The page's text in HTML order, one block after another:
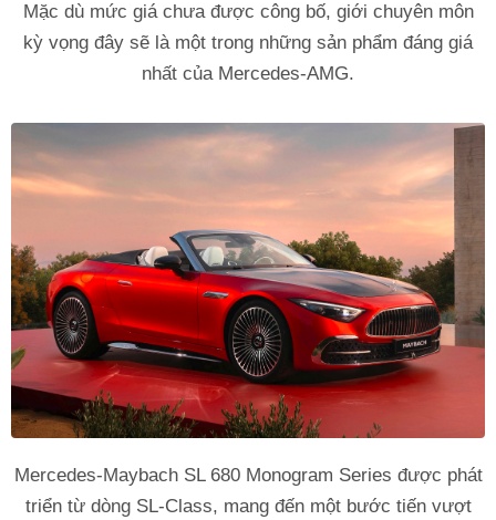
Mặc dù mức giá chưa được công bố, giới chuyên môn
kỳ vọng đây sẽ là một trong những sản phẩm đáng giá
nhất của Mercedes-AMG.
Mercedes‑Maybach SL 680 Monogram Series được phát
triển từ dòng SL-Class, mang đến một bước tiến vượt